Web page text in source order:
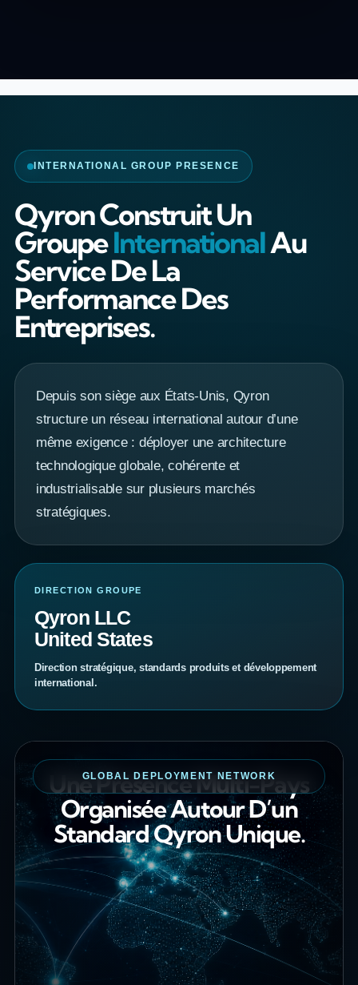
INTERNATIONAL GROUP PRESENCE
Qyron Construit Un
GroupeInternationalAu
Service De La
Performance Des
Entreprises.
Depuis son siège aux États-Unis, Qyron
structure un réseau international autour d’une
même exigence : déployer une architecture
technologique globale, cohérente et
industrialisable sur plusieurs marchés
stratégiques.
DIRECTION GROUPE
Qyron LLC
United States
Direction stratégique, standards produits et développement
international.
GLOBAL DEPLOYMENT NETWORK
Une Présence Multi-Pays
Organisée Autour D’un
Standard Qyron Unique.